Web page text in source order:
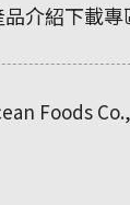
品介紹下載專
Foods